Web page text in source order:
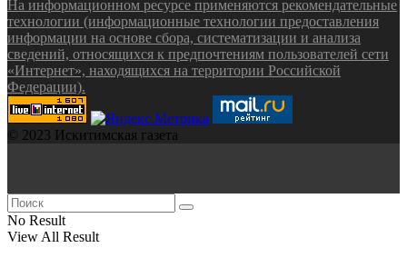
На информационном ресурсе применяются рекомендательные
технологии (информационные технологии предоставления
информации на основе сбора, систематизации и анализа
сведений, относящихся к предпочтениям пользователей сети
«Интернет», находящихся на территории Российской
Федерации).
© 2023 Искитимская газета
No Result
View All Result